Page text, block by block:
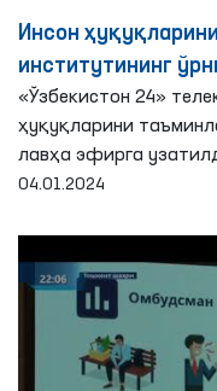
Инсон
институтининг
«Ўзбекистон 24»
ҳуқуқларини
лавҳа эфирга
04.01.2024